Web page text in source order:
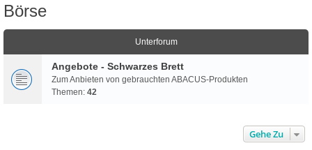
Börse
Unterforum
Angebote - Schwarzes Brett
Zum Anbieten von gebrauchten ABACUS-Produkten
Themen: 42
Gehe Zu